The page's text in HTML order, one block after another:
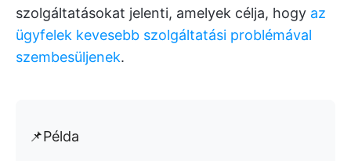
szolgáltatásokat jelenti, amelyek célja, hogy az
ügyfelek kevesebb szolgáltatási problémával
szembesüljenek.
📌Példa